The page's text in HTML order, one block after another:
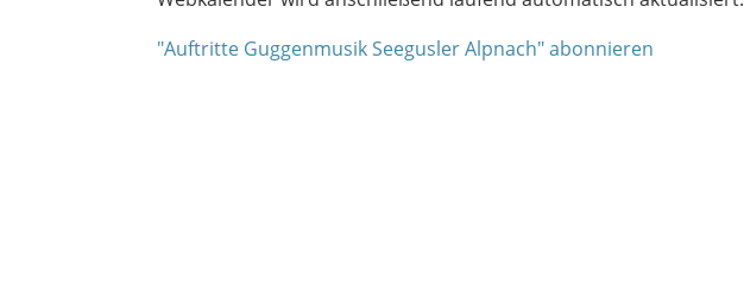
"Auftritte Guggenmusik Seegusler Alpnach" abonnieren